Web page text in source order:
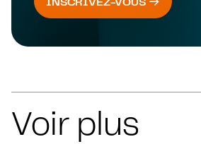
Voir plus